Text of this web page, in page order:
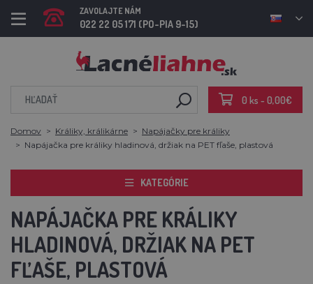
ZAVOLAJTE NÁM
022 22 05 171 (PO-PIA 9-15)
0 ks - 0,00€
Domov Králiky, králikárne
Napájačky pre králiky
Napájačka pre králiky hladinová, držiak na PET fľaše, plastová
KATEGÓRIE
NAPÁJAČKA PRE KRÁLIKY
HLADINOVÁ, DRŽIAK NA PET
FĽAŠE, PLASTOVÁ